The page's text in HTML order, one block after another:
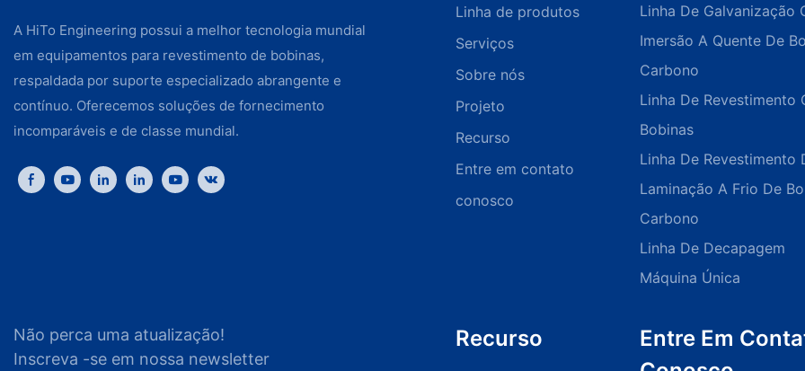
A HiTo Engineering possui a melhor tecnologia mundial
em equipamentos para revestimento de bobinas,
respaldada por suporte especializado abrangente e
contínuo. Oferecemos soluções de fornecimento
incomparáveis ​​e de classe mundial.
Linha de produtos
Serviços
Sobre nós
Projeto
Recurso
Entre em contato
conosco
Linha De Galvanização
Imersão A Quente De
Carbono
Linha De Revestimento
Bobinas
Linha De Revestimento
Laminação A Frio De
Carbono
Linha De Decapagem
Máquina Única
Não perca uma atualização!
Inscreva -se em nossa newsletter
Recurso
Entre Em